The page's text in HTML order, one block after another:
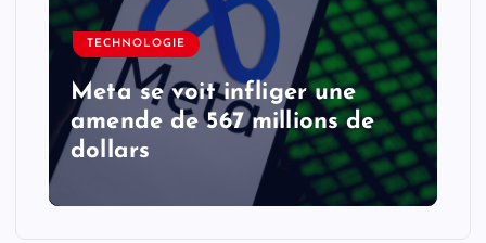
TECHNOLOGIE
Meta se voit infliger une
amende de 567 millions de
dollars